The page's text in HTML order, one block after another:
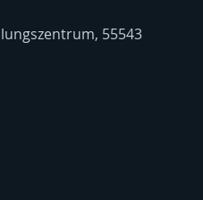
55543